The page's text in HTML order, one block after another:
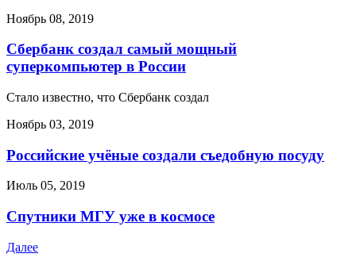
Ноябрь 08, 2019
Сбербанк создал самый мощный
суперкомпьютер в России
Стало известно, что Сбербанк создал
Ноябрь 03, 2019
Российские учёные создали съедобную посуду
Июль 05, 2019
Спутники МГУ уже в космосе
Далее